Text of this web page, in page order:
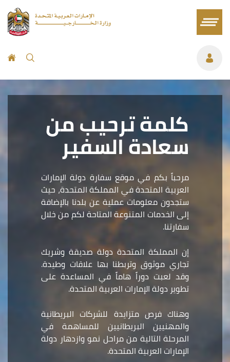
كلمة ترحيب من
سعادة السفير
مرحباً بكم في موقع سفارة دولة الإمارات
العربية المتحدة في المملكة المتحدة، حيث
ستجدون معلومات عملية عن بلدنا بالإضافة
إلى الخدمات المتنوعة المتاحة لكم من خلال
سفارتنا.
إن المملكة المتحدة دولة صديقة وشريك
تجاري موثوق وتربطنا بها علاقات وطيدة.
وقد لعبت دوراً هاماً في المساعدة على
تطوير دولة الإمارات العربية المتحدة.
وهناك فرص متزايدة للشركات البريطانية
والمهنيين البريطانيين للمساهمة في
المرحلة التالية من مراحل نمو وازدهار دولة
الإمارات العربية المتحدة.